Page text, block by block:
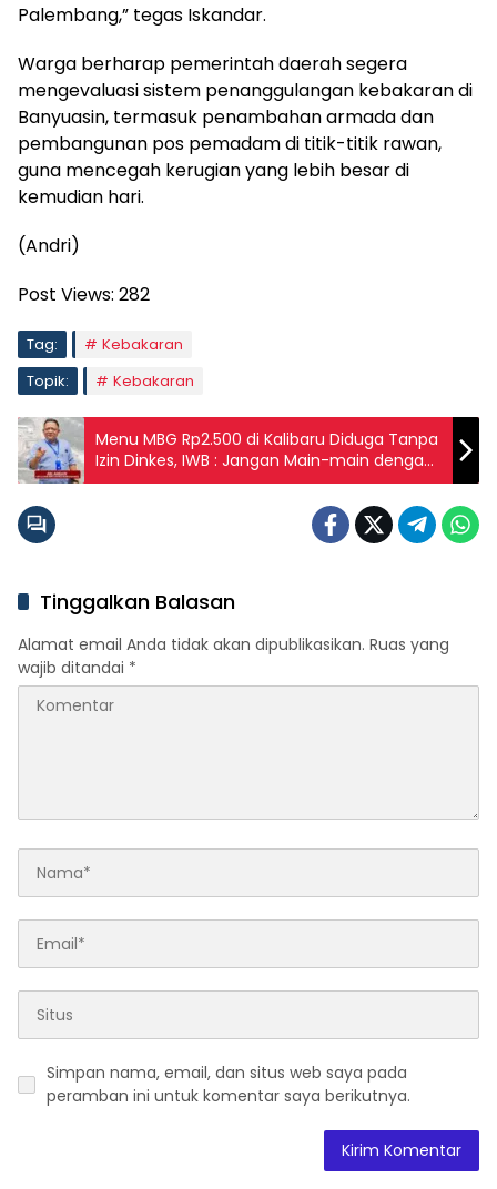
Palembang,” tegas Iskandar.
Warga berharap pemerintah daerah segera
mengevaluasi sistem penanggulangan kebakaran di
Banyuasin, termasuk penambahan armada dan
pembangunan pos pemadam di titik-titik rawan,
guna mencegah kerugian yang lebih besar di
kemudian hari.
(Andri)
Post Views: 282
Tag:
Kebakaran
Topik:
Kebakaran
Menu MBG Rp2.500 di Kalibaru Diduga Tanpa
Izin Dinkes, IWB : Jangan Main-main dengan
Program Negara
Tinggalkan Balasan
Alamat email Anda tidak akan dipublikasikan. Ruas yang
wajib ditandai *
Simpan nama, email, dan situs web saya pada
peramban ini untuk komentar saya berikutnya.